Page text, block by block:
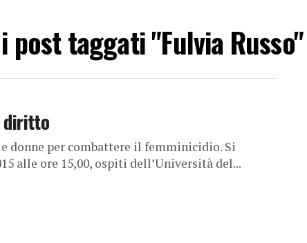
post taggati "Fulvia Russo"
diritto
donne per combattere il femminicidio. Si
alle ore 15,00, ospiti dell’Università del...